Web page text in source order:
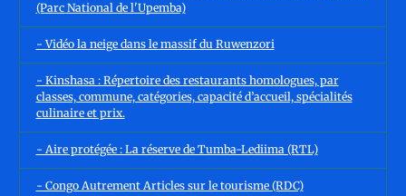
(Parc National de l'Upemba)
- Vidéo la neige dans le massif du Ruwenzori
- Kinshasa : Répertoire des restaurants homologues, par
classes, commune, catégories, capacité d’accueil, spécialités
culinaire et prix.
- Aire protégée : La réserve de Tumba-Lediima (RTL)
- Congo Autrement Articles sur le tourisme (RDC)